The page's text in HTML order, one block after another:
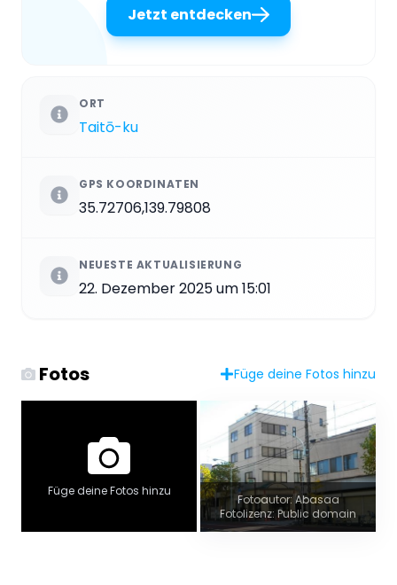
Jetzt entdecken
ORT
Taitō-ku
GPS KOORDINATEN
35.72706,139.79808
NEUESTE AKTUALISIERUNG
22. Dezember 2025 um 15:01
Fotos Füge deine Fotos hinzu
Füge deine Fotos hinzu
Fotoautor: Abasaa
Fotolizenz: Public domain